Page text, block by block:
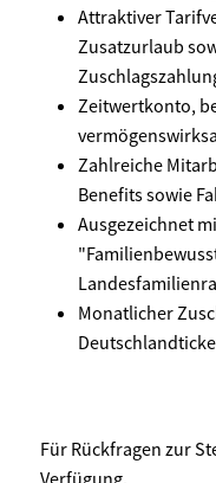
Attraktiver
Zusatzurlaub
Zeitwertkonto,
Zahlreiche
Benefits sowie
Ausgezeichnet
Monatlicher
Für Rückfragen zur